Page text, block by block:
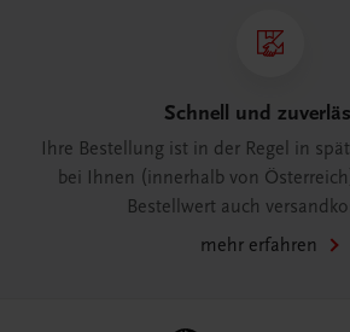
Schnell und
Ihre Bestellung ist in der Regel in
bei Ihnen (innerhalb von
Bestellwert auch
mehr erfahren